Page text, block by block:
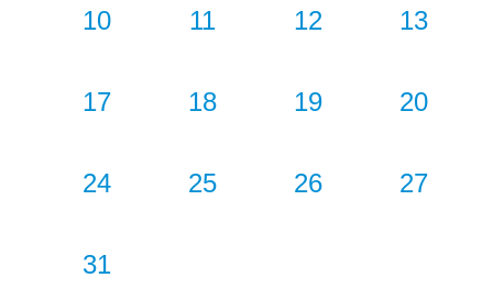
10 11 12 13
17 18 19 20
24 25 26 27
31